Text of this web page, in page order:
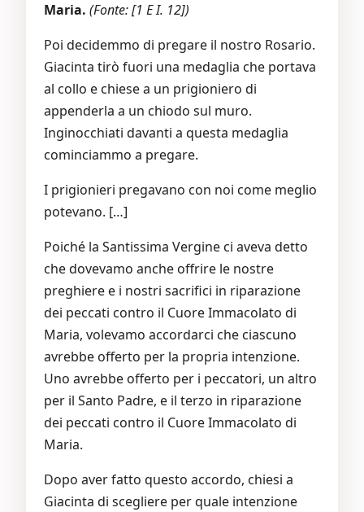
Maria. (Fonte: [1 E I. 12])
Poi decidemmo di pregare il nostro Rosario.
Giacinta tirò fuori una medaglia che portava
al collo e chiese a un prigioniero di
appenderla a un chiodo sul muro.
Inginocchiati davanti a questa medaglia
cominciammo a pregare.
I prigionieri pregavano con noi come meglio
potevano. […]
Poiché la Santissima Vergine ci aveva detto
che dovevamo anche offrire le nostre
preghiere e i nostri sacrifici in riparazione
dei peccati contro il Cuore Immacolato di
Maria, volevamo accordarci che ciascuno
avrebbe offerto per la propria intenzione.
Uno avrebbe offerto per i peccatori, un altro
per il Santo Padre, e il terzo in riparazione
dei peccati contro il Cuore Immacolato di
Maria.
Dopo aver fatto questo accordo, chiesi a
Giacinta di scegliere per quale intenzione